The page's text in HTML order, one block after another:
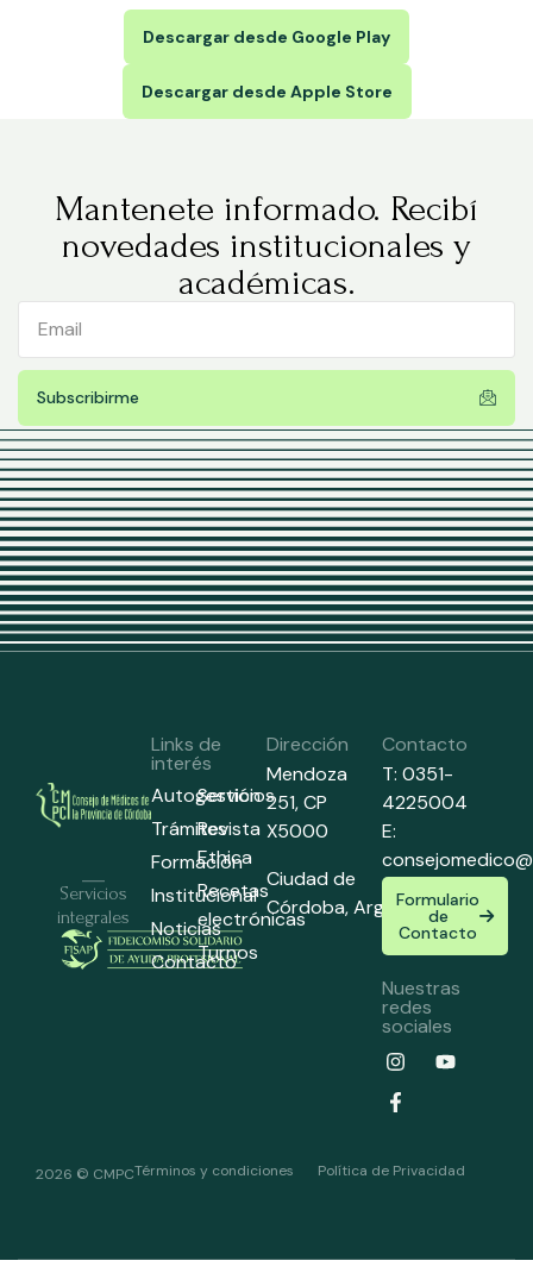
Descargar desde Google Play
Descargar desde Apple Store
Mantenete informado. Recibí
novedades institucionales y
académicas.
Subscribirme
Servicios
integrales
Links de
interés
Autogestión
Trámites
Formación
Institucional
Noticias
Contacto
Servicios
Revista
Ethica
Recetas
electrónicas
Turnos
Dirección
Mendoza
251,CP
X5000
Ciudad de
Córdoba,Argentina
Contacto
T: 0351-
4225004
E:
Formulario
de
Contacto
Nuestras
redes
sociales
2026 © CMPCTérminos y condiciones Política de Privacidad